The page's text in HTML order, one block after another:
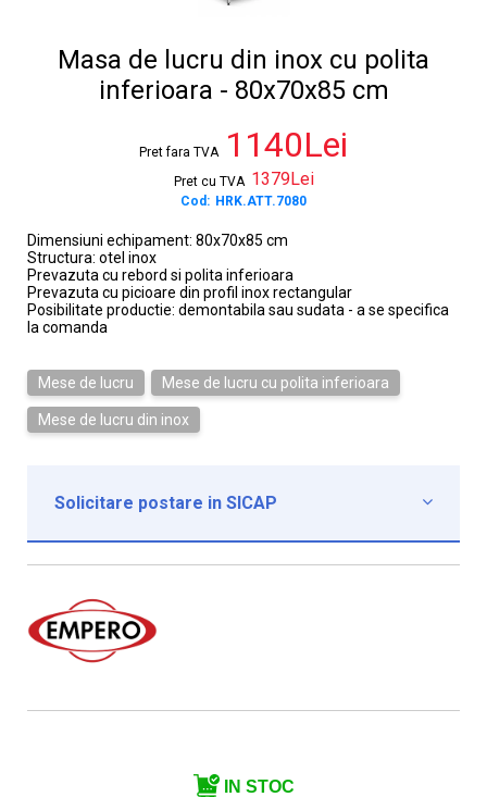
Masa de lucru din inox cu polita
inferioara - 80x70x85 cm
Pret fara TVA 1140Lei
Pret cu TVA 1379Lei
Cod: HRK.ATT.7080
Dimensiuni echipament: 80x70x85 cm
Structura: otel inox
Prevazuta cu rebord si polita inferioara
Prevazuta cu picioare din profil inox rectangular
Posibilitate productie: demontabila sau sudata - a se specifica
la comanda
Mese de lucru Mese de lucru cu polita inferioara
Mese de lucru din inox
Solicitare postare in SICAP 
Institutie*
Nume contact*
IN STOC